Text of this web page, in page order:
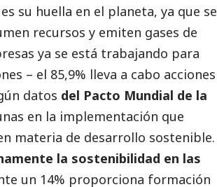
su huella en el planeta, ya que se
recursos y emiten gases de
ya se está trabajando para
– el 85,9% lleva a cabo acciones
datos del Pacto Mundial de la
en la implementación que
materia de desarrollo sostenible.
la sostenibilidad en las
un 14% proporciona formación